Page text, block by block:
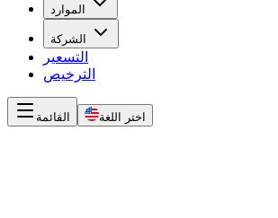
الموارد
الشركة
التسعير
الترخيص
القائمة اختر اللغة